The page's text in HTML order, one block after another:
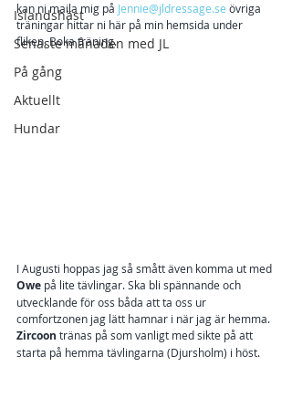
Islandshäst
Senaste månaden med JL
På gång
Aktuellt
Hundar
kan ni maila mig på Jennie@jldressage.se övriga
träningar hittar ni här på min hemsida under
fliken, Boka träning.
I Augusti hoppas jag så smått även komma ut med
Owe på lite tävlingar. Ska bli spännande och
utvecklande för oss båda att ta oss ur
comfortzonen jag lätt hamnar i när jag är hemma.
Zircoon tränas på som vanligt med sikte på att
starta på hemma tävlingarna (Djursholm) i höst.